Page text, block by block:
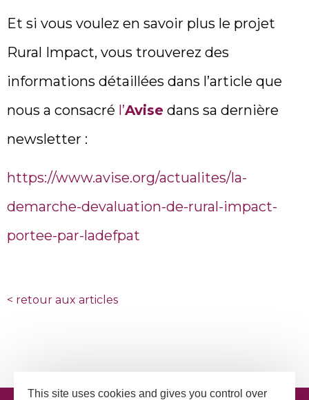
Et si vous voulez en savoir plus le projet
Rural Impact, vous trouverez des
informations détaillées dans l’article que
nous a consacré l’Avise dans sa dernière
newsletter :
https://www.avise.org/actualites/la-
demarche-devaluation-de-rural-impact-
portee-par-ladefpat
< retour aux articles
This site uses cookies and gives you control over